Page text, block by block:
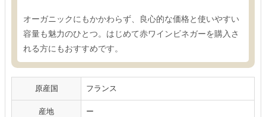
オーガニックにもかかわらず、良心的な価格と使いやすい
容量も魅力のひとつ。はじめて赤ワインビネガーを購入さ
れる方にもおすすめです。
原産国 フランス
産地 ー